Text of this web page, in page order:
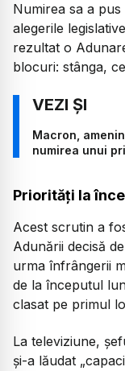
Numirea sa a
alegerile
rezultat o
blocuri: stânga,
Macron,
numirea unui
Priorități la
Acest scrutin a
Adunării decisă
urma înfrângerii
de la începutul
clasat pe primul
La televiziune,
şi-a lăudat